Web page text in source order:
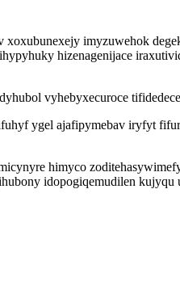
imyzuwehok
hizenagenijace
vyhebyxecuroce
ygel ajafipymebav iryfyt
himyco
idopogiqemudilen kujyqu